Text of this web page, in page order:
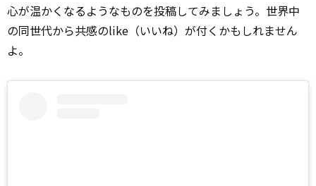
心が温かくなるようなものを投稿してみましょう。世界中
の同世代から共感のlike（いいね）が付くかもしれません
よ。